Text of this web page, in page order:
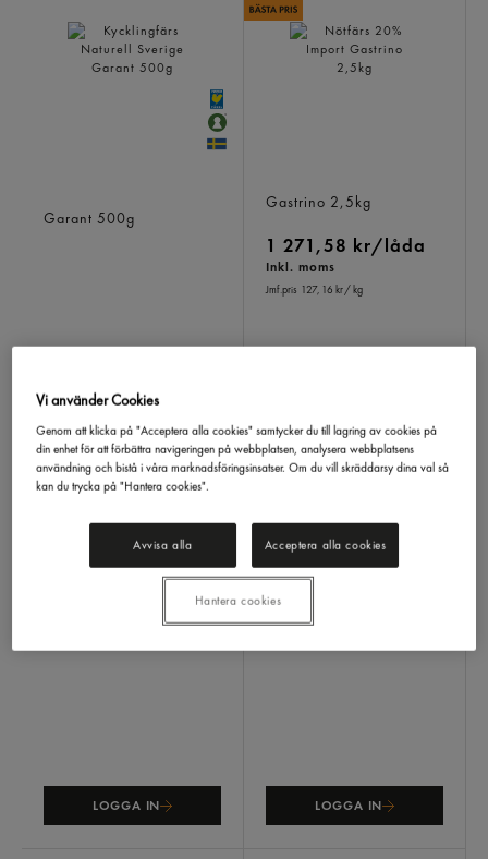
Garant 500g
Gastrino 2,5kg
1 271,58 kr/låda
Inkl. moms
Jmf.pris 127,16 kr/ kg
LOGGA IN
Tryffel Salsicciafärs
Viani250g
LOGGA IN
Vi använder Cookies
Genom att klicka på "Acceptera alla cookies" samtycker du till lagring av cookies på
din enhet för att förbättra navigeringen på webbplatsen, analysera webbplatsens
användning och bistå i våra marknadsföringsinsatser. Om du vill skräddarsy dina val så
kan du trycka på "Hantera cookies".
Avvisa alla Acceptera alla cookies
Hantera cookies